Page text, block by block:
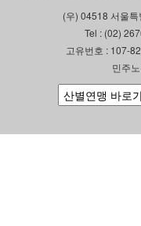
(우) 04518 서울
Tel : (02)
고유번호 : 107-
민주